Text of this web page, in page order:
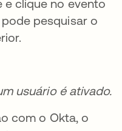
e clique no evento
pode pesquisar o
usuário é ativado.
com o Okta, o